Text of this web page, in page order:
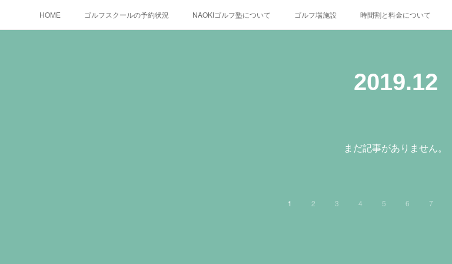
HOME ゴルフスクールの予約状況 NAOKIゴルフ塾について ゴルフ場施設 時間割と料金について
2019.12
まだ記事がありません。
1 2 3 4 5 6 7